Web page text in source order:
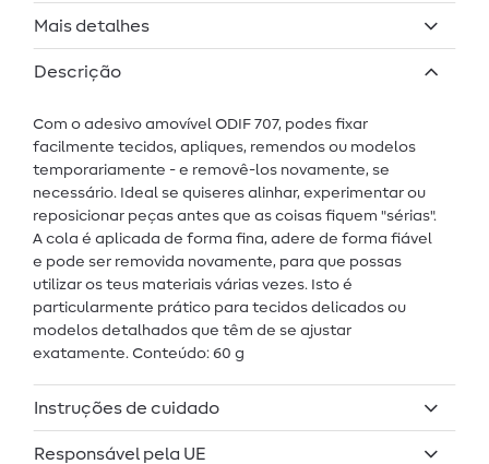
Mais detalhes
Descrição
Com o adesivo amovível ODIF 707, podes fixar
facilmente tecidos, apliques, remendos ou modelos
temporariamente - e removê-los novamente, se
necessário. Ideal se quiseres alinhar, experimentar ou
reposicionar peças antes que as coisas fiquem "sérias".
A cola é aplicada de forma fina, adere de forma fiável
e pode ser removida novamente, para que possas
utilizar os teus materiais várias vezes. Isto é
particularmente prático para tecidos delicados ou
modelos detalhados que têm de se ajustar
exatamente. Conteúdo: 60 g
Instruções de cuidado
Responsável pela UE